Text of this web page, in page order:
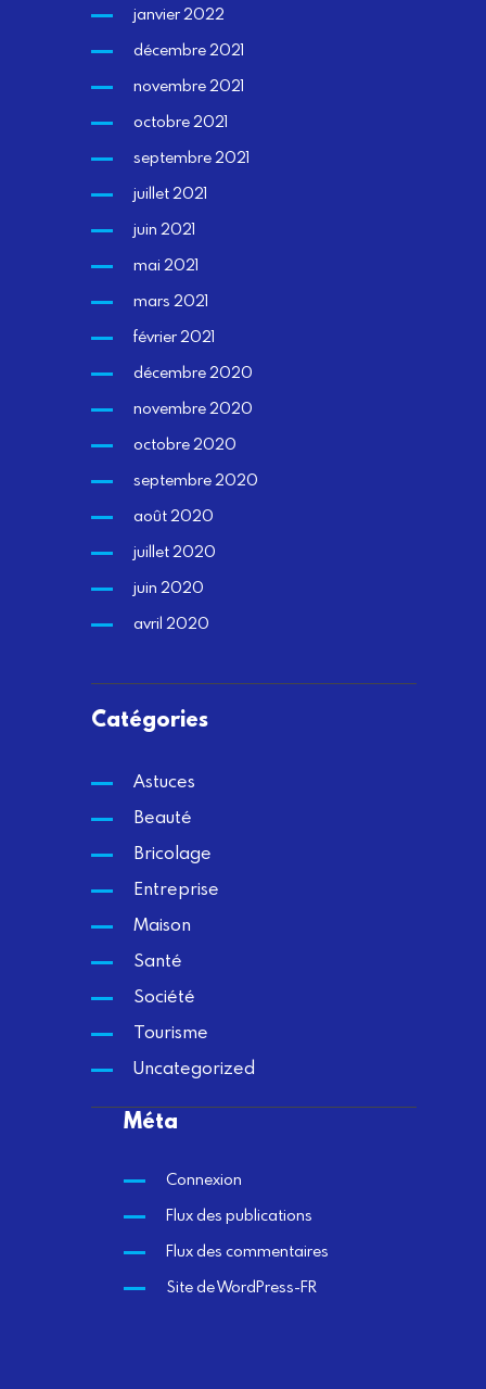
janvier 2022
décembre 2021
novembre 2021
octobre 2021
septembre 2021
juillet 2021
juin 2021
mai 2021
mars 2021
février 2021
décembre 2020
novembre 2020
octobre 2020
septembre 2020
août 2020
juillet 2020
juin 2020
avril 2020
Catégories
Astuces
Beauté
Bricolage
Entreprise
Maison
Santé
Société
Tourisme
Uncategorized
Méta
Connexion
Flux des publications
Flux des commentaires
Site de WordPress-FR